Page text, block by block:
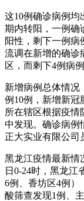
这10例确诊病例均
期内转阳，一例确
阳性，剩下一例病
流调在新增的确诊
区，而剩下4例病
新增病例总体情况
例10例，新增新冠
所在辖区根据疫情
中发现。确诊病例
正大实业有限公司
黑龙江疫情最新情
日0-24时，黑龙江
6例、香坊区4例）
酸筛查发现1例、